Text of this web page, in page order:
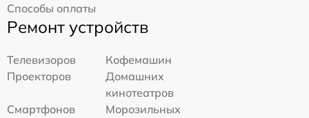
Способы оплаты
Ремонт устройств
Телевизоров
Кофемашин
Проекторов
Домашних
кинотеатров
Смартфонов
Морозильных